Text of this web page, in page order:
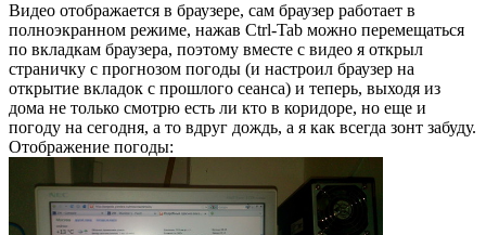
Видео отображается в браузере, сам браузер работает в
полноэкранном режиме, нажав Ctrl-Tab можно перемещаться
по вкладкам браузера, поэтому вместе с видео я открыл
страничку с прогнозом погоды (и настроил браузер на
открытие вкладок с прошлого сеанса) и теперь, выходя из
дома не только смотрю есть ли кто в коридоре, но еще и
погоду на сегодня, а то вдруг дождь, а я как всегда зонт забуду.
Отображение погоды: